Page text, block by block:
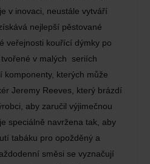
v inovaci, neustále vytváří
nejlepší pěstované
veřejnosti kouřící dýmky po
v malých seriích
komponenty, kterých může
Jeremy Reeves, který brázdí
aby zaručil výjimečnou
speciálně navržena tak, aby
tabáku pro opožděný a
směsi se vyznačují